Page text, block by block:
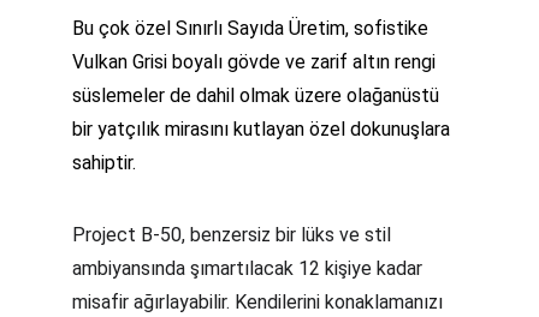
Bu çok özel Sınırlı Sayıda Üretim, sofistike
Vulkan Grisi boyalı gövde ve zarif altın rengi
süslemeler de dahil olmak üzere olağanüstü
bir yatçılık mirasını kutlayan özel dokunuşlara
sahiptir.
Project B-50, benzersiz bir lüks ve stil
ambiyansında şımartılacak 12 kişiye kadar
misafir ağırlayabilir. Kendilerini konaklamanızı